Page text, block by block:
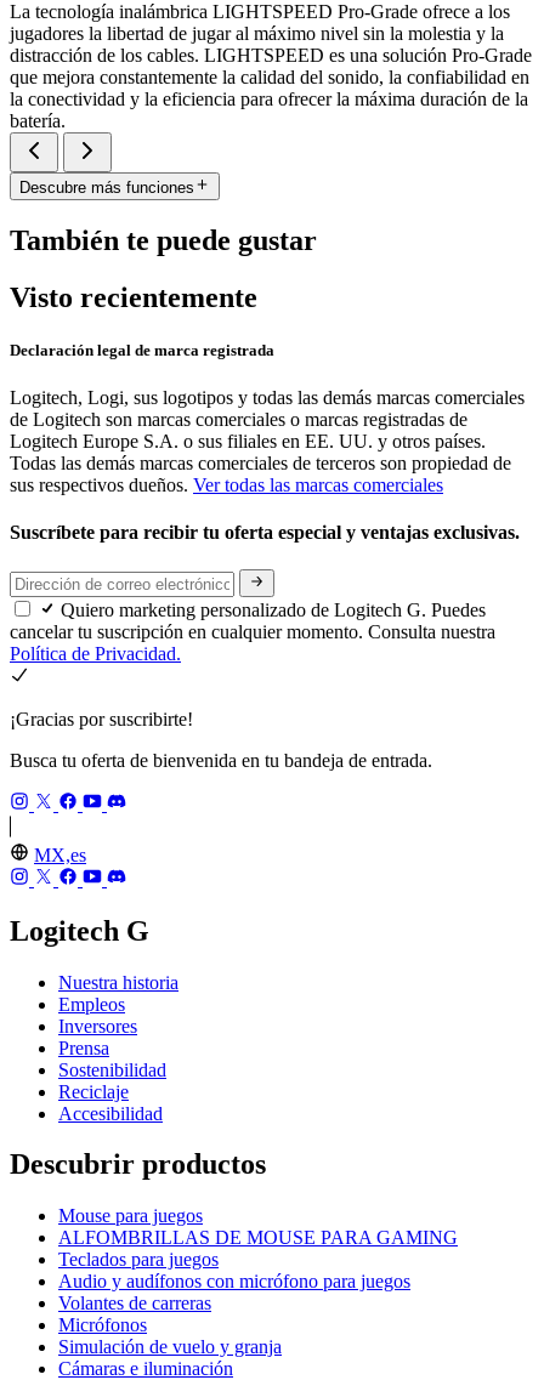
La tecnología inalámbrica LIGHTSPEED Pro-Grade ofrece a los
jugadores la libertad de jugar al máximo nivel sin la molestia y la
distracción de los cables. LIGHTSPEED es una solución Pro-Grade
que mejora constantemente la calidad del sonido, la confiabilidad en
la conectividad y la eficiencia para ofrecer la máxima duración de la
batería.
Descubre más funciones
También te puede gustar
Visto recientemente
Declaración legal de marca registrada
Logitech, Logi, sus logotipos y todas las demás marcas comerciales
de Logitech son marcas comerciales o marcas registradas de
Logitech Europe S.A. o sus filiales en EE. UU. y otros países.
Todas las demás marcas comerciales de terceros son propiedad de
sus respectivos dueños. Ver todas las marcas comerciales
Suscríbete para recibir tu oferta especial y ventajas exclusivas.
Quiero marketing personalizado de Logitech G. Puedes
cancelar tu suscripción en cualquier momento. Consulta nuestra
Política de Privacidad.
¡Gracias por suscribirte!
Busca tu oferta de bienvenida en tu bandeja de entrada.
MX,es
Logitech G
Nuestra historia
Empleos
Inversores
Prensa
Sostenibilidad
Reciclaje
Accesibilidad
Descubrir productos
Mouse para juegos
ALFOMBRILLAS DE MOUSE PARA GAMING
Teclados para juegos
Audio y audífonos con micrófono para juegos
Volantes de carreras
Micrófonos
Simulación de vuelo y granja
Cámaras e iluminación